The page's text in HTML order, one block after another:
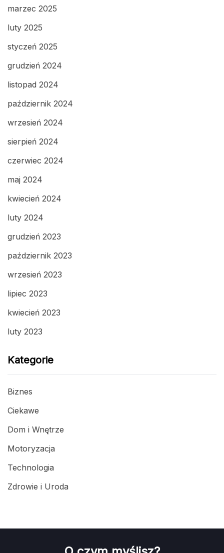
marzec 2025
luty 2025
styczeń 2025
grudzień 2024
listopad 2024
październik 2024
wrzesień 2024
sierpień 2024
czerwiec 2024
maj 2024
kwiecień 2024
luty 2024
grudzień 2023
październik 2023
wrzesień 2023
lipiec 2023
kwiecień 2023
luty 2023
Kategorie
Biznes
Ciekawe
Dom i Wnętrze
Motoryzacja
Technologia
Zdrowie i Uroda